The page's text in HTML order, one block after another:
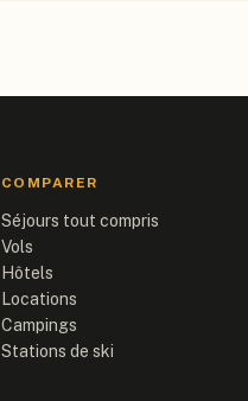
COMPARER
Séjours tout compris
Vols
Hôtels
Locations
Campings
Stations de ski